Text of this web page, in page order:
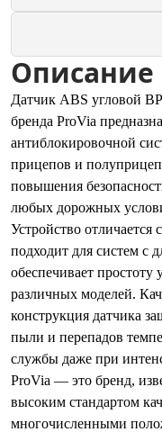
Описание
Датчик ABS угловой
бренда ProVia
антиблокировочной
прицепов и
повышения
любых дорожных
Устройство
подходит для систем с
обеспечивает простоту
различных моделей.
конструкция датчика
пыли и перепадов
службы даже при
ProVia — это бренд,
высоким стандартом
многочисленными